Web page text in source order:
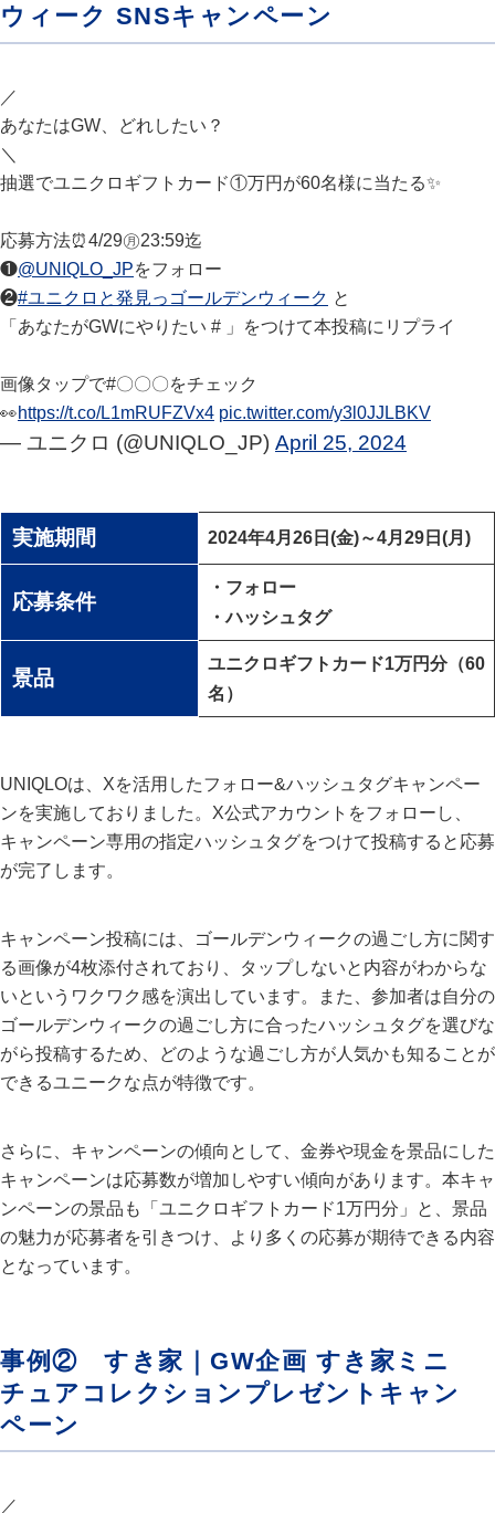
ウィーク SNSキャンペーン
／
あなたはGW、どれしたい？
＼
抽選でユニクロギフトカード①万円が60名様に当たる✨
応募方法⏰4/29㊊23:59迄
❶@UNIQLO_JPをフォロー
❷#ユニクロと発見っゴールデンウィーク と
「あなたがGWにやりたい # 」をつけて本投稿にリプライ
画像タップで#〇〇〇をチェック
👀https://t.co/L1mRUFZVx4 pic.twitter.com/y3l0JJLBKV
— ユニクロ (@UNIQLO_JP) April 25, 2024
実施期間 2024年4月26日(金)～4月29日(月)
応募条件
・フォロー
・ハッシュタグ
景品
ユニクロギフトカード1万円分（60
名）
UNIQLOは、Xを活用したフォロー&ハッシュタグキャンペー
ンを実施しておりました。X公式アカウントをフォローし、
キャンペーン専用の指定ハッシュタグをつけて投稿すると応募
が完了します。
キャンペーン投稿には、ゴールデンウィークの過ごし方に関す
る画像が4枚添付されており、タップしないと内容がわからな
いというワクワク感を演出しています。また、参加者は自分の
ゴールデンウィークの過ごし方に合ったハッシュタグを選びな
がら投稿するため、どのような過ごし方が人気かも知ることが
できるユニークな点が特徴です。
さらに、キャンペーンの傾向として、金券や現金を景品にした
キャンペーンは応募数が増加しやすい傾向があります。本キャ
ンペーンの景品も「ユニクロギフトカード1万円分」と、景品
の魅力が応募者を引きつけ、より多くの応募が期待できる内容
となっています。
事例② すき家｜GW企画 すき家ミニ
チュアコレクションプレゼントキャン
ペーン
／